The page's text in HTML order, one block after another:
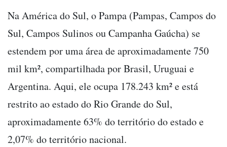
Na América do Sul, o Pampa (Pampas, Campos do
Sul, Campos Sulinos ou Campanha Gaúcha) se
estendem por uma área de aproximadamente 750
mil km², compartilhada por Brasil, Uruguai e
Argentina. Aqui, ele ocupa 178.243 km² e está
restrito ao estado do Rio Grande do Sul,
aproximadamente 63% do território do estado e
2,07% do território nacional.